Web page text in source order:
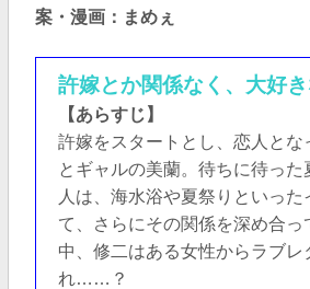
案・漫画：まめぇ
許嫁とか関係なく、大好
【あらすじ】
許嫁をスタートとし、恋人とな
とギャルの美蘭。待ちに待った
人は、海水浴や夏祭りといった
て、さらにその関係を深め合っ
中、修二はある女性からラブレ
れ……？